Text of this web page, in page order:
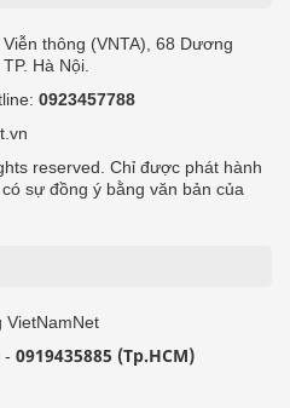
thông (VNTA), 68 Dương
Hà Nội.
0923457788
reserved. Chỉ được phát hành
sự đồng ý bằng văn bản của
VietNamNet
- 0919435885 (Tp.HCM)